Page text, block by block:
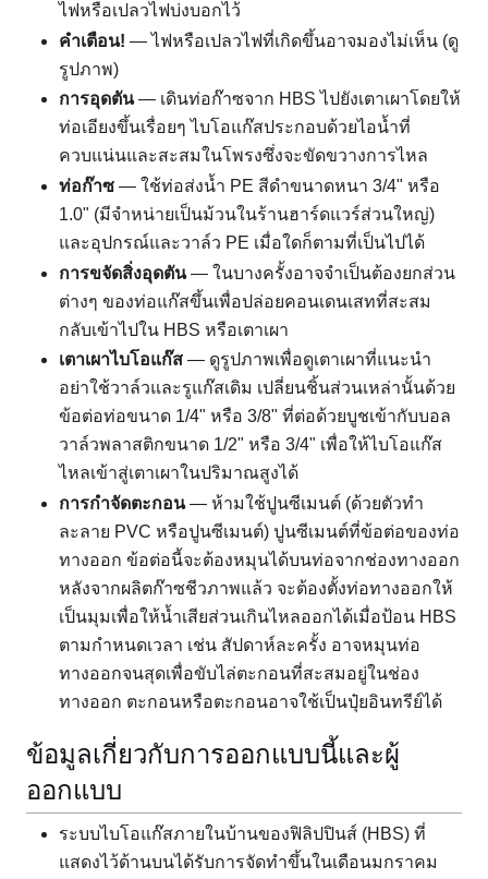
ไฟหรือเปลวไฟบ่งบอกไว้
คำเตือน! — ไฟหรือเปลวไฟที่เกิดขึ้นอาจมองไม่เห็น (ดู
รูปภาพ)
การอุดตัน— เดินท่อก๊าซจาก HBS ไปยังเตาเผาโดยให้
ท่อเอียงขึ้นเรื่อยๆ ไบโอแก๊สประกอบด้วยไอน้ำที่
ควบแน่นและสะสมในโพรงซึ่งจะขัดขวางการไหล
ท่อก๊าซ — ใช้ท่อส่งน้ำ PE สีดำขนาดหนา 3/4" หรือ
1.0" (มีจำหน่ายเป็นม้วนในร้านฮาร์ดแวร์ส่วนใหญ่)
และอุปกรณ์และวาล์ว PE เมื่อใดก็ตามที่เป็นไปได้
การขจัดสิ่งอุดตัน— ในบางครั้งอาจจำเป็นต้องยกส่วน
ต่างๆ ของท่อแก๊สขึ้นเพื่อปล่อยคอนเดนเสทที่สะสม
กลับเข้าไปใน HBS หรือเตาเผา
เตาเผาไบโอแก๊ส — ดูรูปภาพเพื่อดูเตาเผาที่แนะนำ
อย่าใช้วาล์วและรูแก๊สเดิม เปลี่ยนชิ้นส่วนเหล่านั้นด้วย
ข้อต่อท่อขนาด 1/4" หรือ 3/8" ที่ต่อด้วยบูชเข้ากับบอล
วาล์วพลาสติกขนาด 1/2" หรือ 3/4" เพื่อให้ไบโอแก๊ส
ไหลเข้าสู่เตาเผาในปริมาณสูงได้
การกำจัดตะกอน— ห้ามใช้ปูนซีเมนต์ (ด้วยตัวทำ
ละลาย PVC หรือปูนซีเมนต์) ปูนซีเมนต์ที่ข้อต่อของท่อ
ทางออก ข้อต่อนี้จะต้องหมุนได้บนท่อจากช่องทางออก
หลังจากผลิตก๊าซชีวภาพแล้ว จะต้องตั้งท่อทางออกให้
เป็นมุมเพื่อให้น้ำเสียส่วนเกินไหลออกได้เมื่อป้อน HBS
ตามกำหนดเวลา เช่น สัปดาห์ละครั้ง อาจหมุนท่อ
ทางออกจนสุดเพื่อขับไล่ตะกอนที่สะสมอยู่ในช่อง
ทางออก ตะกอนหรือตะกอนอาจใช้เป็นปุ๋ยอินทรีย์ได้
ข้อมูลเกี่ยวกับการออกแบบนี้และผู้
ออกแบบ
ระบบไบโอแก๊สภายในบ้านของฟิลิปปินส์ (HBS) ที่
แสดงไว้ด้านบนได้รับการจัดทำขึ้นในเดือนมกราคม